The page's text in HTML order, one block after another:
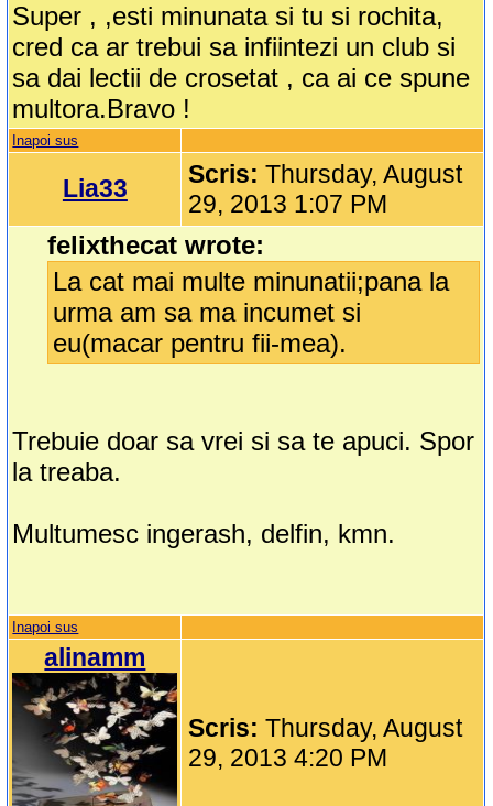
Super , ,esti minunata si tu si rochita,
cred ca ar trebui sa infiintezi un club si
sa dai lectii de crosetat , ca ai ce spune
multora.Bravo !
Inapoi sus
Lia33 Scris:Thursday, August
29, 2013 1:07 PM
felixthecat wrote:
La cat mai multe minunatii;pana la
urma am sa ma incumet si
eu(macar pentru fii-mea).
Trebuie doar sa vrei si sa te apuci. Spor
la treaba.
Multumesc ingerash, delfin, kmn.
Inapoi sus
alinamm
Scris:Thursday, August
29, 2013 4:20 PM